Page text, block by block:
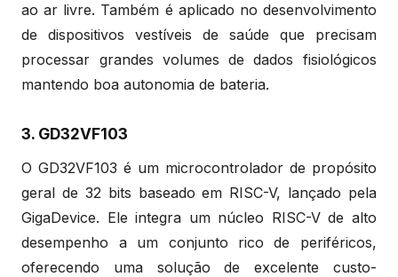
ao ar livre. Também é aplicado no desenvolvimento
de dispositivos vestíveis de saúde que precisam
processar grandes volumes de dados fisiológicos
mantendo boa autonomia de bateria.
3. GD32VF103
O GD32VF103 é um microcontrolador de propósito
geral de 32 bits baseado em RISC-V, lançado pela
GigaDevice. Ele integra um núcleo RISC-V de alto
desempenho a um conjunto rico de periféricos,
oferecendo uma solução de excelente custo-